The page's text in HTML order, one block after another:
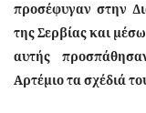
προσέφυγαν στην
της Σερβίας και μέσω
αυτής
Αρτέμιο τα σχέδιά